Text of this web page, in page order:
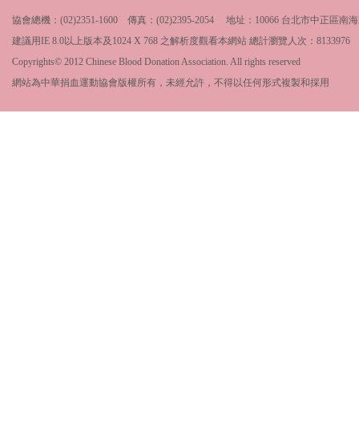
協會總機：(02)2351-1600 傳真：(02)2395-2054 地址：10066 台北市中正區南
建議用IE 8.0以上版本及1024 X 768 之解析度觀看本網站 總計瀏覽人次： 8133976
Copyrights© 2012 Chinese Blood Donation Association. All rights reserved
網站為中華捐血運動協會版權所有，未經允許，不得以任何形式複製和採用